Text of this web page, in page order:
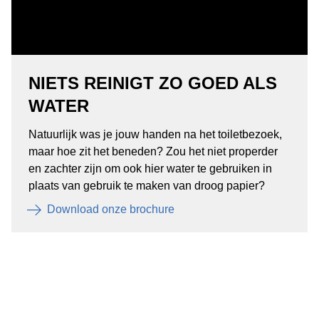
NIETS REINIGT ZO GOED ALS
WATER
Natuurlijk was je jouw handen na het toiletbezoek,
maar hoe zit het beneden? Zou het niet properder
en zachter zijn om ook hier water te gebruiken in
plaats van gebruik te maken van droog papier?
Download onze brochure